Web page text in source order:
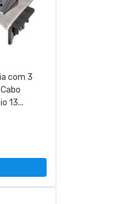
com 3
13...